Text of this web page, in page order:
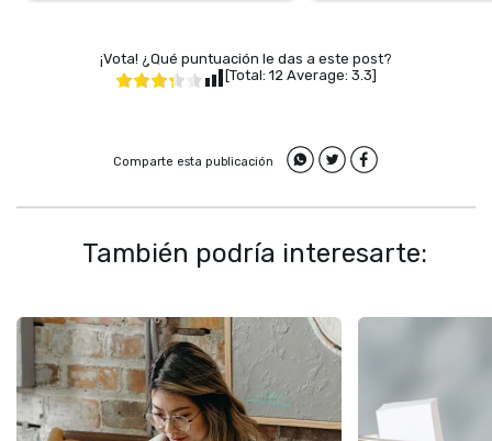
¡Vota! ¿Qué puntuación le das a este post?
[Total: 12 Average: 3.3]
Comparte esta publicación
También podría interesarte: